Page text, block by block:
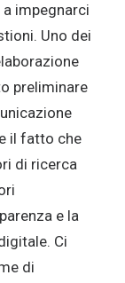
impegnarci
Uno dei
preliminare
il fatto che
di ricerca
e la
Ci
di